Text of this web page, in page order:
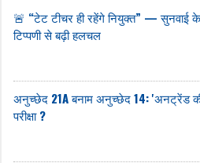
🚨 “टेट टीचर ही रहेंगे नियुक्त” — सुनवाई के
टिप्पणी से बढ़ी हलचल
अनुच्छेद 21A बनाम अनुच्छेद 14: 'अनट्रेंड की
परीक्षा ?